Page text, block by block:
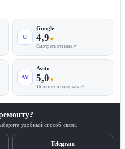
G
Google
4,9★
Смотреть отзывы ↗
AV
Avito
5,0★
16 отзывов · открыть ↗
удобный способ связи.
Telegram